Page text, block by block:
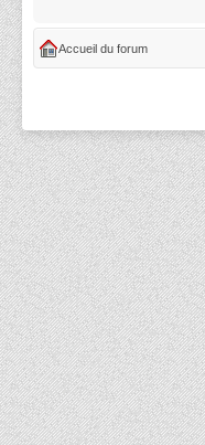
Accueil du forum